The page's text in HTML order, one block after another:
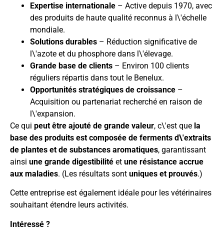
Expertise internationale – Active depuis 1970, avec
des produits de haute qualité reconnus à l\'échelle
mondiale.
Solutions durables – Réduction significative de
l\'azote et du phosphore dans l\'élevage.
Grande base de clients – Environ 100 clients
réguliers répartis dans tout le Benelux.
Opportunités stratégiques de croissance –
Acquisition ou partenariat recherché en raison de
l\'expansion.
Ce qui peut être ajouté de grande valeur, c\'est que la
base des produits est composée de ferments d\'extraits
de plantes et de substances aromatiques, garantissant
ainsi une grande digestibilité et une résistance accrue
aux maladies. (Les résultats sont uniques et prouvés.)
Cette entreprise est également idéale pour les vétérinaires
souhaitant étendre leurs activités.
Intéressé ?